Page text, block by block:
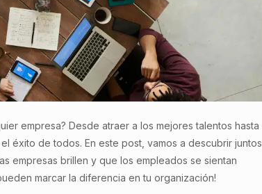
empresa? Desde atraer a los mejores talentos hasta
éxito de todos. En este post, vamos a descubrir juntos
empresas brillen y que los empleados se sientan
marcar la diferencia en tu organización!